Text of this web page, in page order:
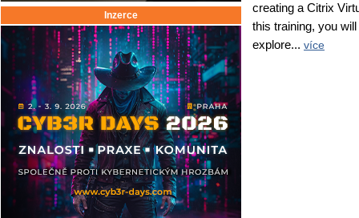
Inzerce
creating a Citrix
this training, you
explore... více